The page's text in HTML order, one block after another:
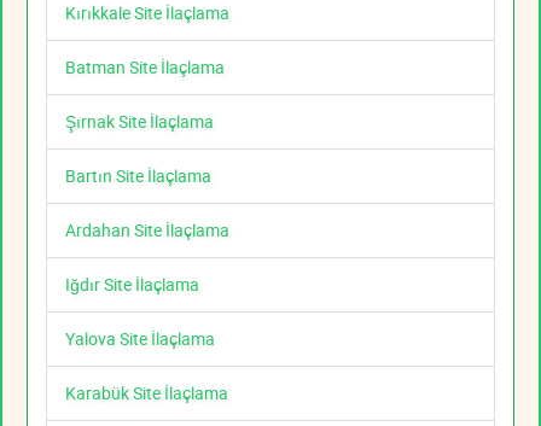
Kırıkkale Site İlaçlama
Batman Site İlaçlama
Şırnak Site İlaçlama
Bartın Site İlaçlama
Ardahan Site İlaçlama
Iğdır Site İlaçlama
Yalova Site İlaçlama
Karabük Site İlaçlama